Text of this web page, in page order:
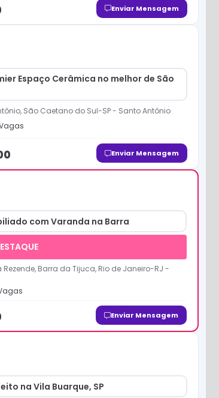
Enviar Mensagem
Espaço Cerâmica no melhor de São
São Caetano do Sul-SP- Santo Antônio
s
Enviar Mensagem
com Varanda na Barra
Barra da Tijuca, Rio de Janeiro-RJ -
s
Enviar Mensagem
na Vila Buarque, SP